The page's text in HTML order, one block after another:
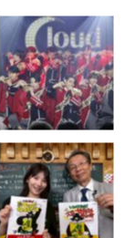
ーン。熱護が崖